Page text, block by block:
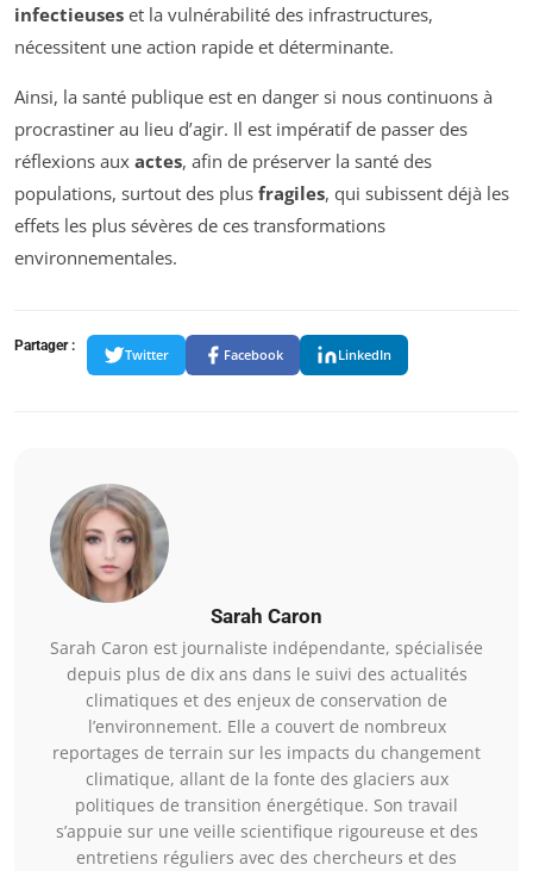
infectieuses et la vulnérabilité des infrastructures,
nécessitent une action rapide et déterminante.
Ainsi, la santé publique est en danger si nous continuons à
procrastiner au lieu d’agir. Il est impératif de passer des
réflexions aux actes, afin de préserver la santé des
populations, surtout des plus fragiles, qui subissent déjà les
effets les plus sévères de ces transformations
environnementales.
Partager :
Twitter Facebook LinkedIn
Sarah Caron
Sarah Caron est journaliste indépendante, spécialisée
depuis plus de dix ans dans le suivi des actualités
climatiques et des enjeux de conservation de
l’environnement. Elle a couvert de nombreux
reportages de terrain sur les impacts du changement
climatique, allant de la fonte des glaciers aux
politiques de transition énergétique. Son travail
s’appuie sur une veille scientifique rigoureuse et des
entretiens réguliers avec des chercheurs et des